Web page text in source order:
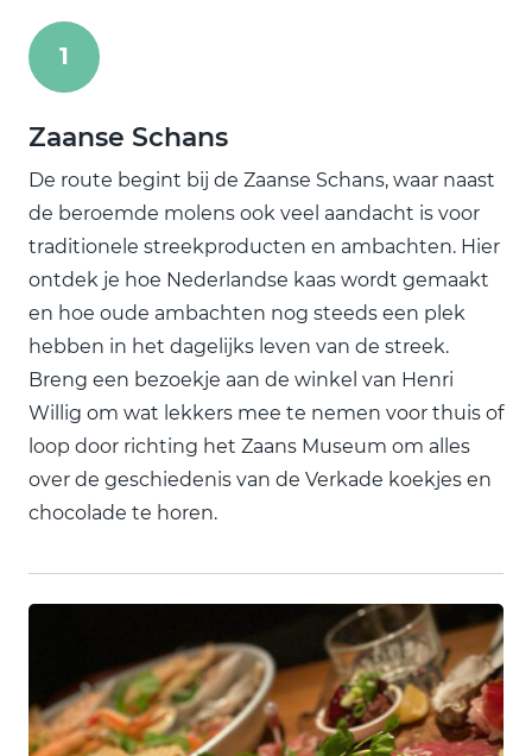
1
Zaanse Schans
De route begint bij de Zaanse Schans, waar naast
de beroemde molens ook veel aandacht is voor
traditionele streekproducten en ambachten. Hier
ontdek je hoe Nederlandse kaas wordt gemaakt
en hoe oude ambachten nog steeds een plek
hebben in het dagelijks leven van de streek.
Breng een bezoekje aan de winkel van Henri
Willig om wat lekkers mee te nemen voor thuis of
loop door richting het Zaans Museum om alles
over de geschiedenis van de Verkade koekjes en
chocolade te horen.